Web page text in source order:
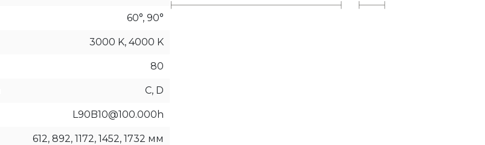
60°, 90°
3000 K, 4000 K
80
C, D
L90B10@100.000h
612, 892, 1172, 1452, 1732 мм